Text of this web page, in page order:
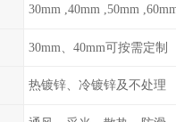
30mm ,40mm ,50mm
30mm、40mm可按需定制
热镀锌、冷镀锌及不处理